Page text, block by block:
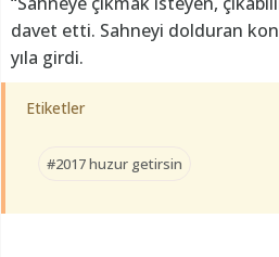
davet etti. Sahneyi dolduran
yıla girdi.
Etiketler
#2017 huzur getirsin